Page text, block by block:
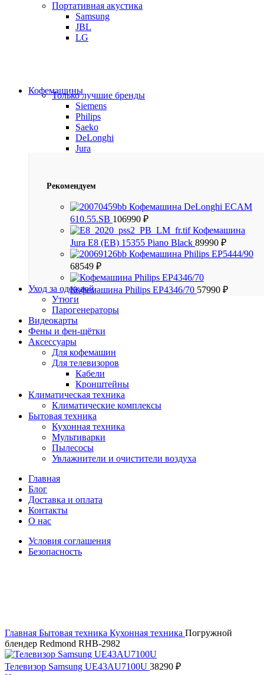
Портативная акустика
Samsung
JBL
LG
Кофемашины
Только лучшие бренды
Siemens
Philips
Saeko
DeLonghi
Jura
Рекомендуем
Кофемашина DeLonghi ECAM
610.55.SB 106990 ₽
Кофемашина
Jura E8 (EB) 15355 Piano Black 89990 ₽
Кофемашина Philips EP5444/90
68549 ₽
Кофемашина Philips EP4346/70 57990 ₽
Уход за одеждой
Утюги
Парогенераторы
Видеокарты
Фены и фен-щётки
Аксессуары
Для кофемашин
Для телевизоров
Кабели
Кронштейны
Климатическая техника
Климатические комплексы
Бытовая техника
Кухонная техника
Мультиварки
Пылесосы
Увлажнители и очистители воздуха
Главная
Блог
Доставка и оплата
Контакты
О нас
Условия соглашения
Безопасность
Главная Бытовая техника Кухонная техника Погружной
блендер Redmond RHB-2982
Телевизор Samsung UE43AU7100U 38290 ₽